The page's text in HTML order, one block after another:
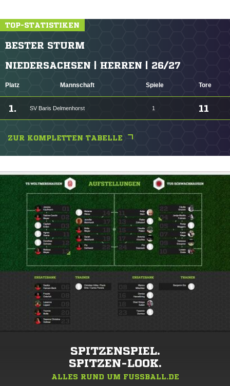
TOP-STATISTIKEN
BESTER STURM
NIEDERSACHSEN | HERREN | 26/27
Platz Mannschaft Spiele Tore
1. SV Baris Delmenhorst 1 11
ZUR KOMPLETTEN TABELLE
SPITZENSPIEL.
SPITZEN-LOOK.
ALLES RUND UM FUSSBALL.DE